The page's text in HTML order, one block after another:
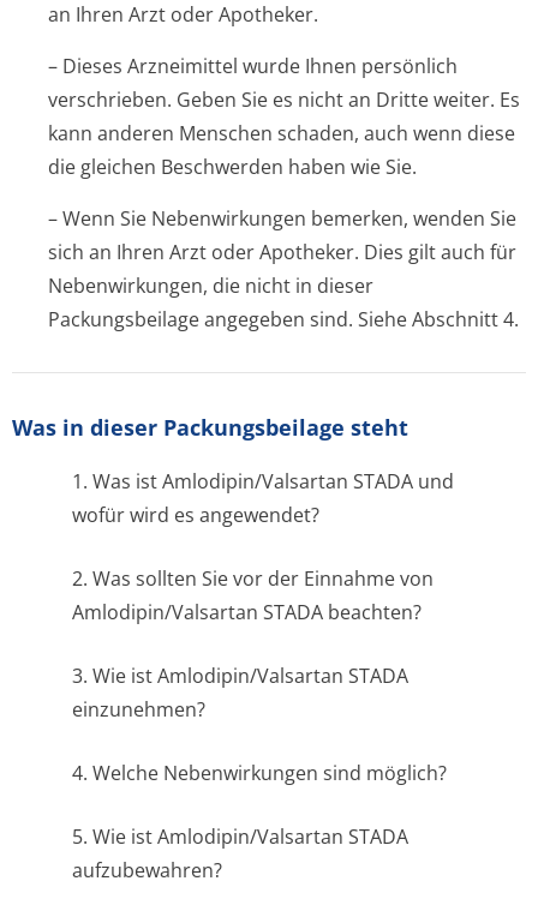
an Ihren Arzt oder Apotheker.
– Dieses Arzneimittel wurde Ihnen persönlich
verschrieben. Geben Sie es nicht an Dritte weiter. Es
kann anderen Menschen schaden, auch wenn diese
die gleichen Beschwerden haben wie Sie.
– Wenn Sie Nebenwirkungen bemerken, wenden Sie
sich an Ihren Arzt oder Apotheker. Dies gilt auch für
Nebenwirkungen, die nicht in dieser
Packungsbeilage angegeben sind. Siehe Abschnitt 4.
Was in dieser Packungsbeilage steht
1. Was ist Amlodipin/Valsartan STADA und
wofür wird es angewendet?
2. Was sollten Sie vor der Einnahme von
Amlodipin/Valsartan STADA beachten?
3. Wie ist Amlodipin/Valsartan STADA
einzunehmen?
4. Welche Nebenwirkungen sind möglich?
5. Wie ist Amlodipin/Valsartan STADA
aufzubewahren?